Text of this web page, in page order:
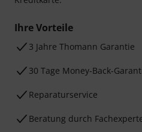
Ihre Vorteile
3 Jahre Thomann Garantie
30 Tage Money-Back-
Reparaturservice
Beratung durch